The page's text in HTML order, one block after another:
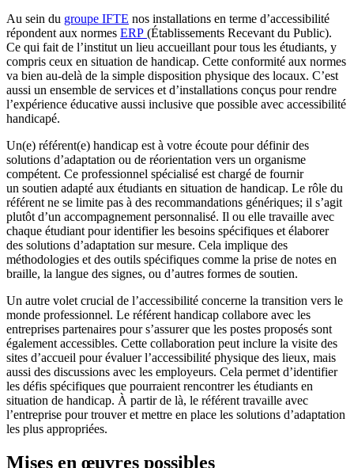
Au sein du groupe IFTE nos installations en terme d’accessibilité
répondent aux normes ERP (Établissements Recevant du Public).
Ce qui fait de l’institut un lieu accueillant pour tous les étudiants, y
compris ceux en situation de handicap. Cette conformité aux normes
va bien au-delà de la simple disposition physique des locaux. C’est
aussi un ensemble de services et d’installations conçus pour rendre
l’expérience éducative aussi inclusive que possible avec accessibilité
handicapé.
Un(e) référent(e) handicap est à votre écoute pour définir des
solutions d’adaptation ou de réorientation vers un organisme
compétent. Ce professionnel spécialisé est chargé de fournir
un soutien adapté aux étudiants en situation de handicap. Le rôle du
référent ne se limite pas à des recommandations génériques; il s’agit
plutôt d’un accompagnement personnalisé. Il ou elle travaille avec
chaque étudiant pour identifier les besoins spécifiques et élaborer
des solutions d’adaptation sur mesure. Cela implique des
méthodologies et des outils spécifiques comme la prise de notes en
braille, la langue des signes, ou d’autres formes de soutien.
Un autre volet crucial de l’accessibilité concerne la transition vers le
monde professionnel. Le référent handicap collabore avec les
entreprises partenaires pour s’assurer que les postes proposés sont
également accessibles. Cette collaboration peut inclure la visite des
sites d’accueil pour évaluer l’accessibilité physique des lieux, mais
aussi des discussions avec les employeurs. Cela permet d’identifier
les défis spécifiques que pourraient rencontrer les étudiants en
situation de handicap. À partir de là, le référent travaille avec
l’entreprise pour trouver et mettre en place les solutions d’adaptation
les plus appropriées.
Mises en œuvres possibles